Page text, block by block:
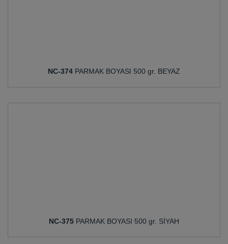
NC-374 PARMAK BOYASI 500 gr. BEYAZ
NC-375 PARMAK BOYASI 500 gr. SİYAH